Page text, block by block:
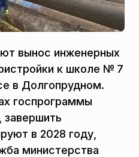
вынос инженерных
к школе № 7
в Долгопрудном.
госпрограммы
завершить
в 2028 году,
министерства